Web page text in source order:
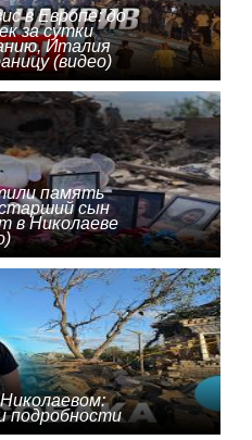
в Европе: до
за сутки
Италия
(видео)
память
сын
в Николаеве
подробности